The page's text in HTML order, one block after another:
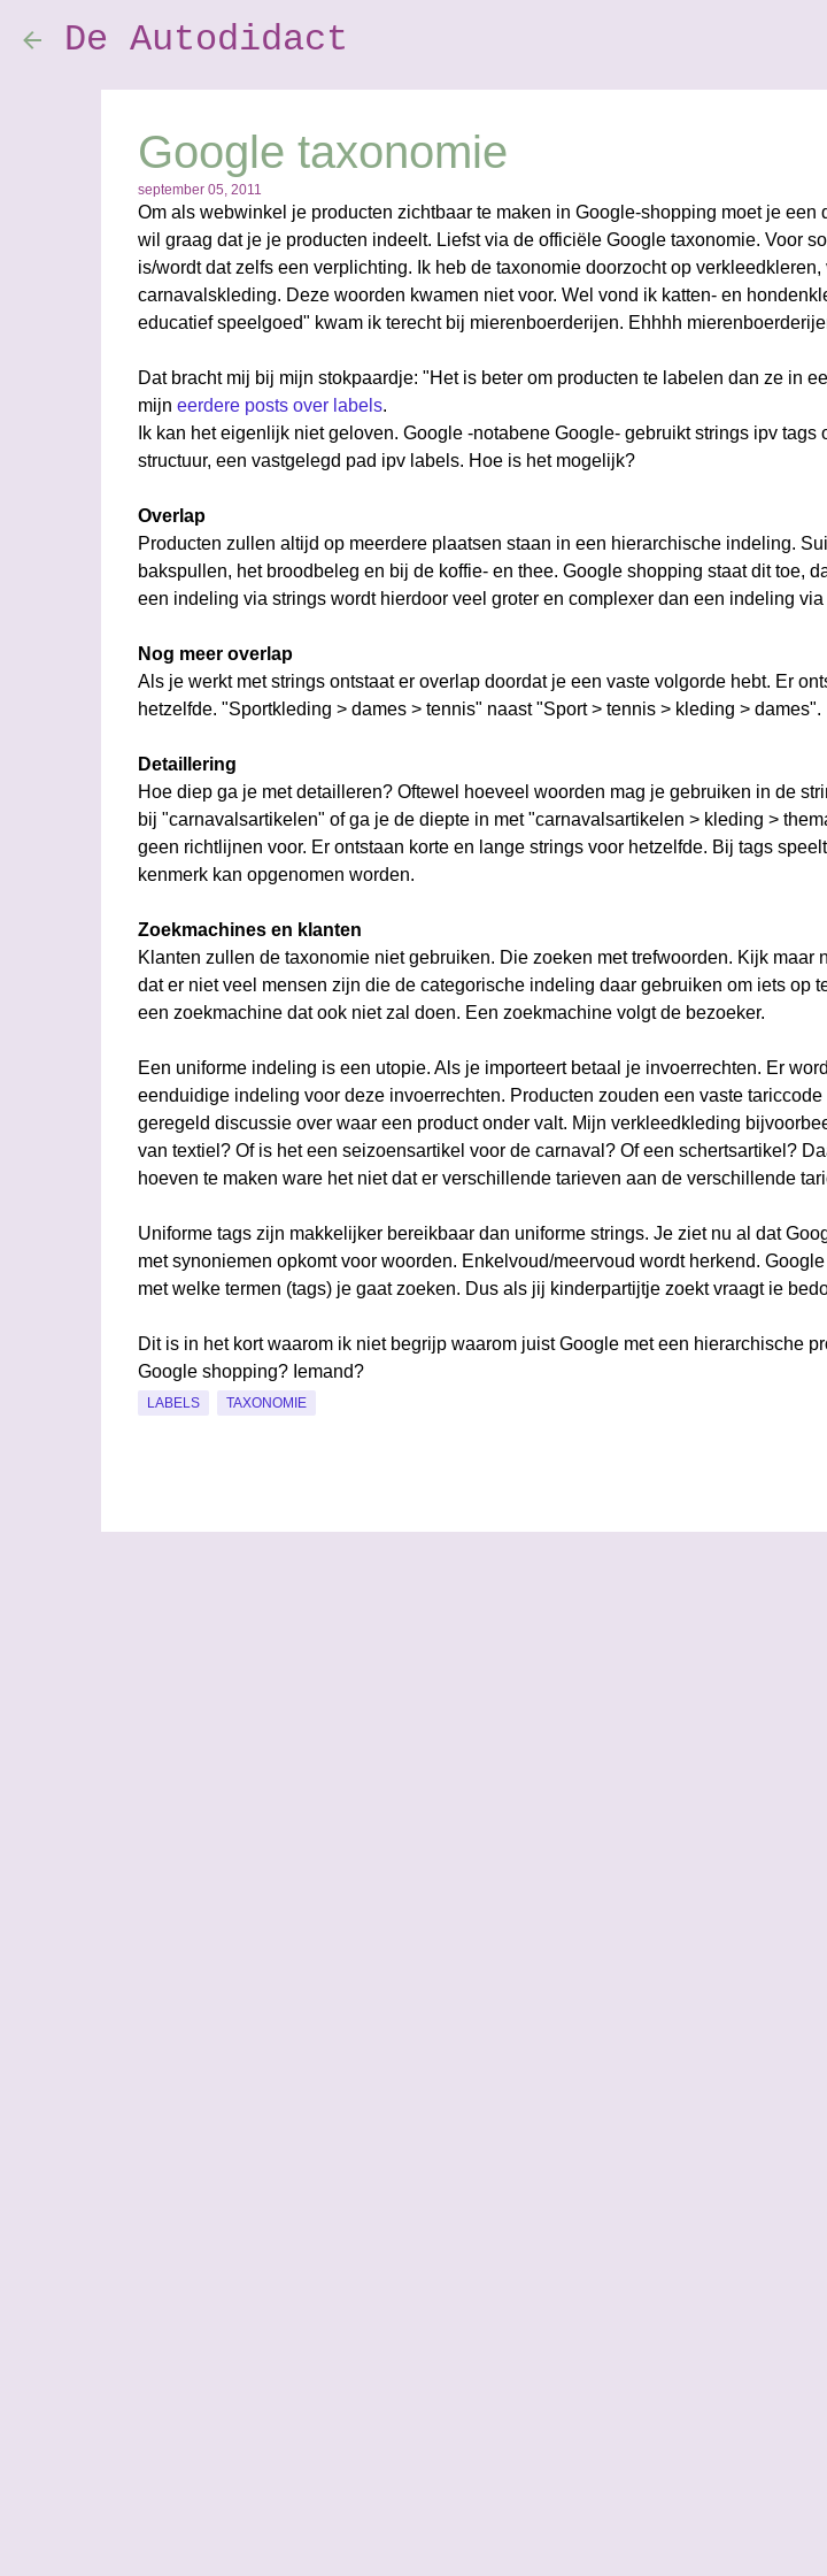
De Autodidact
Google taxonomie
september 05, 2011
Om als webwinkel je producten zichtbaar te maken in Google-shopping moet je een
wil graag dat je je producten indeelt. Liefst via de officiële Google taxonomie. Voor
is/wordt dat zelfs een verplichting. Ik heb de taxonomie doorzocht op
carnavalskleding. Deze woorden kwamen niet voor. Wel vond ik katten- en
educatief speelgoed" kwam ik terecht bij mierenboerderijen. Ehhhh
Dat bracht mij bij mijn stokpaardje: "Het is beter om producten te labelen dan ze in
mijn eerdere posts over labels.
Ik kan het eigenlijk niet geloven. Google -notabene Google- gebruikt strings ipv tags
structuur, een vastgelegd pad ipv labels. Hoe is het mogelijk?
Overlap
Producten zullen altijd op meerdere plaatsen staan in een hierarchische indeling.
bakspullen, het broodbeleg en bij de koffie- en thee. Google shopping staat dit toe,
een indeling via strings wordt hierdoor veel groter en complexer dan een indeling via
Nog meer overlap
Als je werkt met strings ontstaat er overlap doordat je een vaste volgorde hebt. Er
hetzelfde. "Sportkleding > dames > tennis" naast "Sport > tennis > kleding > dames".
Detaillering
Hoe diep ga je met detailleren? Oftewel hoeveel woorden mag je gebruiken in de
bij "carnavalsartikelen" of ga je de diepte in met "carnavalsartikelen > kleding >
geen richtlijnen voor. Er ontstaan korte en lange strings voor hetzelfde. Bij tags
kenmerk kan opgenomen worden.
Zoekmachines en klanten
Klanten zullen de taxonomie niet gebruiken. Die zoeken met trefwoorden. Kijk maar
dat er niet veel mensen zijn die de categorische indeling daar gebruiken om iets op
een zoekmachine dat ook niet zal doen. Een zoekmachine volgt de bezoeker.
Een uniforme indeling is een utopie. Als je importeert betaal je invoerrechten. Er
eenduidige indeling voor deze invoerrechten. Producten zouden een vaste tariccode
geregeld discussie over waar een product onder valt. Mijn verkleedkleding
van textiel? Of is het een seizoensartikel voor de carnaval? Of een schertsartikel?
hoeven te maken ware het niet dat er verschillende tarieven aan de verschillende
Uniforme tags zijn makkelijker bereikbaar dan uniforme strings. Je ziet nu al dat
met synoniemen opkomt voor woorden. Enkelvoud/meervoud wordt herkend.
met welke termen (tags) je gaat zoeken. Dus als jij kinderpartijtje zoekt vraagt ie
Dit is in het kort waarom ik niet begrijp waarom juist Google met een hierarchische
Google shopping? Iemand?
LABELS TAXONOMIE